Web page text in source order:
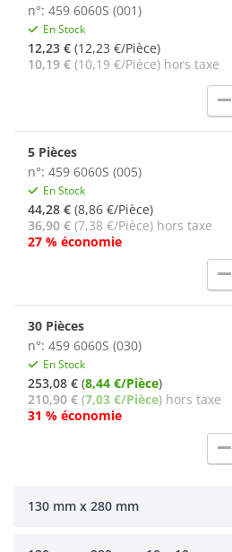
n°: 459 6060S (001)
En Stock
12,23 € (12,23 €/Pièce)
10,19 € (10,19 €/Pièce) hors taxe
remove
5 Pièces
n°: 459 6060S (005)
En Stock
44,28 € (8,86 €/Pièce)
36,90 € (7,38 €/Pièce) hors taxe
27 % économie
remove
30 Pièces
n°: 459 6060S (030)
En Stock
253,08 € (8,44 €/Pièce)
210,90 € (7,03 €/Pièce) hors taxe
31 % économie
remove
130 mm x 280 mm